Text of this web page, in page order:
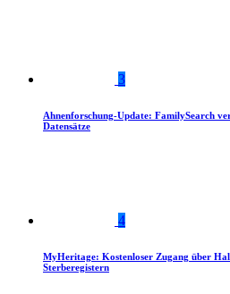
3
Ahnenforschung-Update: FamilySearch
Datensätze
4
MyHeritage: Kostenloser Zugang über
Sterberegistern